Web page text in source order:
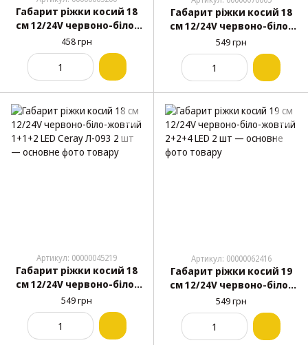
Габарит ріжки косий 18
см 12/24V червоно-біло-
жовтий 1+1+1 LED Kogel-
Krone EK-142 2 шт
458 грн
Габарит ріжки косий 18
см 12/24V червоно-біло-
жовтий 1+1+1 LED Ceray 2
шт
549 грн
Артикул: 00000045219
Габарит ріжки косий 18
см 12/24V червоно-біло-
жовтий 1+1+2 LED Ceray
Л-093 2 шт
549 грн
Артикул: 00000062416
Габарит ріжки косий 19
см 12/24V червоно-біло-
жовтий 2+2+4 LED 2 шт
549 грн